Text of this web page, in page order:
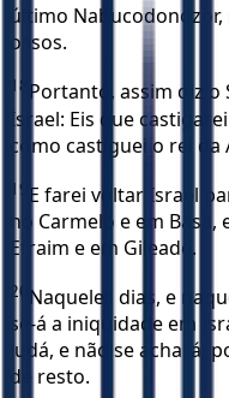
último
ossos.
18 Portanto, assim diz o
Israel: Eis que
como castiguei o rei da
19 E farei voltar Israel
no Carmelo e em
Efraim e em Gileade.
20 Naqueles dias, e
se-á a iniqüidade em
Judá, e não se achará;
de resto.